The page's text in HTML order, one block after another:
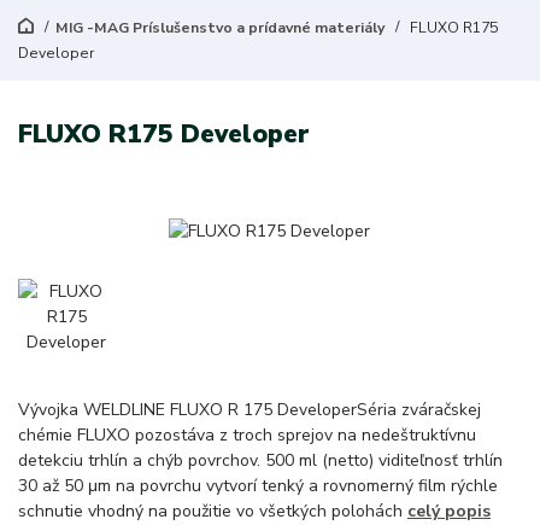
MIG -MAG Príslušenstvo a prídavné materiály
FLUXO R175
Developer
FLUXO R175 Developer
Vývojka WELDLINE FLUXO R 175 DeveloperSéria zváračskej
chémie FLUXO pozostáva z troch sprejov na nedeštruktívnu
detekciu trhlín a chýb povrchov. 500 ml (netto) viditeľnosť trhlín
30 až 50 μm na povrchu vytvorí tenký a rovnomerný film rýchle
schnutie vhodný na použitie vo všetkých polohách celý popis